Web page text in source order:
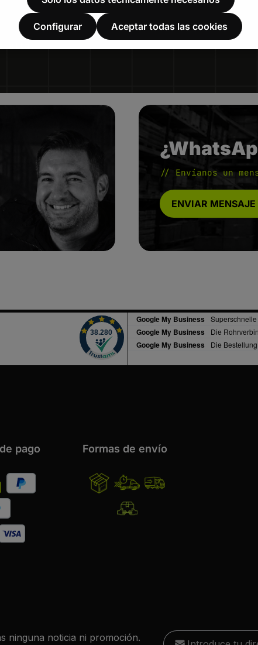
alta.
// Envíanos un
ENVIAR
pago Formas de envío
ninguna noticia ni promoción. Dirección de correo
Configurar Aceptar todas las cookies